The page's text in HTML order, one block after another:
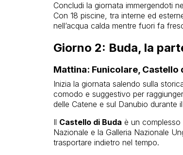
Concludi la giornata immergendoti
Con 18 piscine, tra interne ed
nell’acqua calda mentre fuori fa
Giorno 2: Buda, la
Mattina: Funicolare, Castello
Inizia la giornata salendo sulla
comodo e suggestivo per
delle Catene e sul Danubio durante
Il Castello di Buda è un complesso
Nazionale e la Galleria Nazionale
trasportare indietro nel tempo.